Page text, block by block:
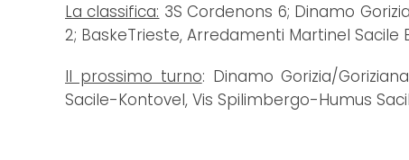
La classifica: 3S Cordenons 6; Dinamo
2; BaskeTrieste, Arredamenti Martinel
Il prossimo turno: Dinamo Gorizia/
Sacile-Kontovel, Vis Spilimbergo-Humus